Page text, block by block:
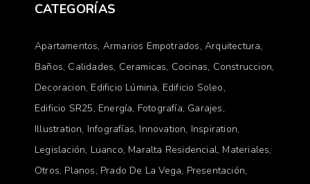
CATEGORÍAS
Apartamentos Armarios Empotrados Arquitectura
Baños Calidades Ceramicas Cocinas Construccion
Decoracion Edificio Lúmina Edificio Soleo
Edificio SR25 Energía Fotografía Garajes
Illustration Infografías Innovation Inspiration
Legislación Luanco Maralta Residencial Materiales
Otros Planos Prado De La Vega Presentación